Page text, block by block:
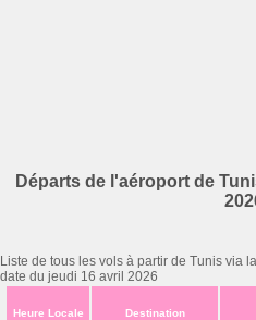
Départs de l'aéroport de
Liste de tous les vols à partir de Tunis via
date du jeudi 16 avril 2026
Heure Locale Destination